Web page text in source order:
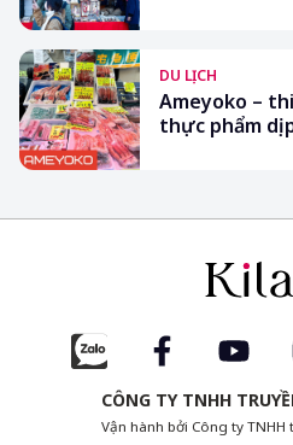
DU LỊCH
Ameyoko –
thực phẩm
CÔNG TY TNHH
Vận hành bởi Công ty